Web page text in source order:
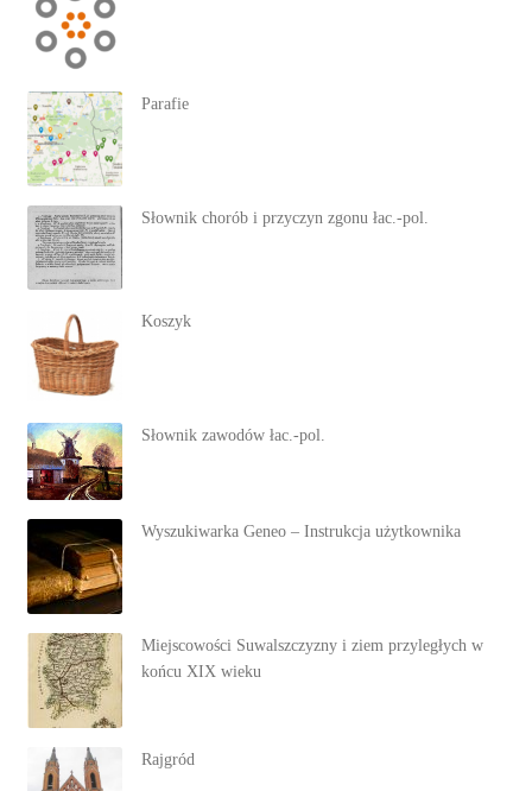
Parafie
Słownik chorób i przyczyn zgonu łac.-pol.
Koszyk
Słownik zawodów łac.-pol.
Wyszukiwarka Geneo – Instrukcja użytkownika
Miejscowości Suwalszczyzny i ziem przyległych w
końcu XIX wieku
Rajgród